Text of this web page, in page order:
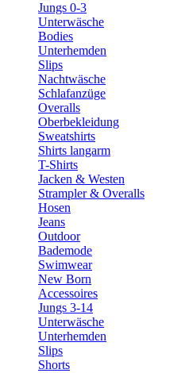
Jungs 0-3
Unterwäsche
Bodies
Unterhemden
Slips
Nachtwäsche
Schlafanzüge
Overalls
Oberbekleidung
Sweatshirts
Shirts langarm
T-Shirts
Jacken & Westen
Strampler & Overalls
Hosen
Jeans
Outdoor
Bademode
Swimwear
New Born
Accessoires
Jungs 3-14
Unterwäsche
Unterhemden
Slips
Shorts